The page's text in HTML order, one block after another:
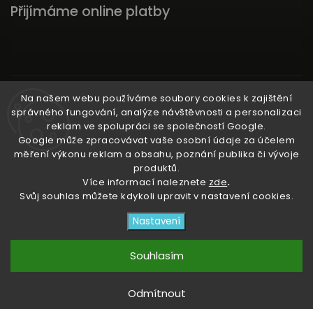
Na našem webu používáme soubory cookies k zajištění
správného fungování, analýze návštěvnosti a personalizaci
reklam ve spolupráci se společností Google.
Google může zpracovávat vaše osobní údaje za účelem
měření výkonu reklam a obsahu, poznání publika či vývoje
produktů.
Více informací naleznete zde.
Svůj souhlas můžete kdykoli upravit v nastavení cookies.
Nastavení
Odmítnout
Souhlasím
Přijímáme online platby
Instagram
Ať už ti nic neunikne!
3RACHAshop
vyhrazena.
Upravit nastavení cookies